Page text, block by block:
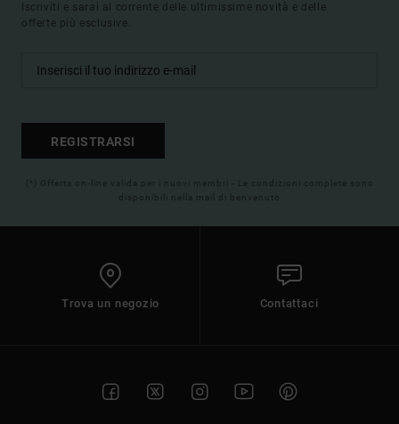
Iscriviti e sarai al corrente delle ultimissime novità e delle
offerte più esclusive.
REGISTRARSI
(*) Offerta on-line valida per i nuovi membri - Le condizioni complete sono
disponibili nella mail di benvenuto
Trova un negozio Contattaci